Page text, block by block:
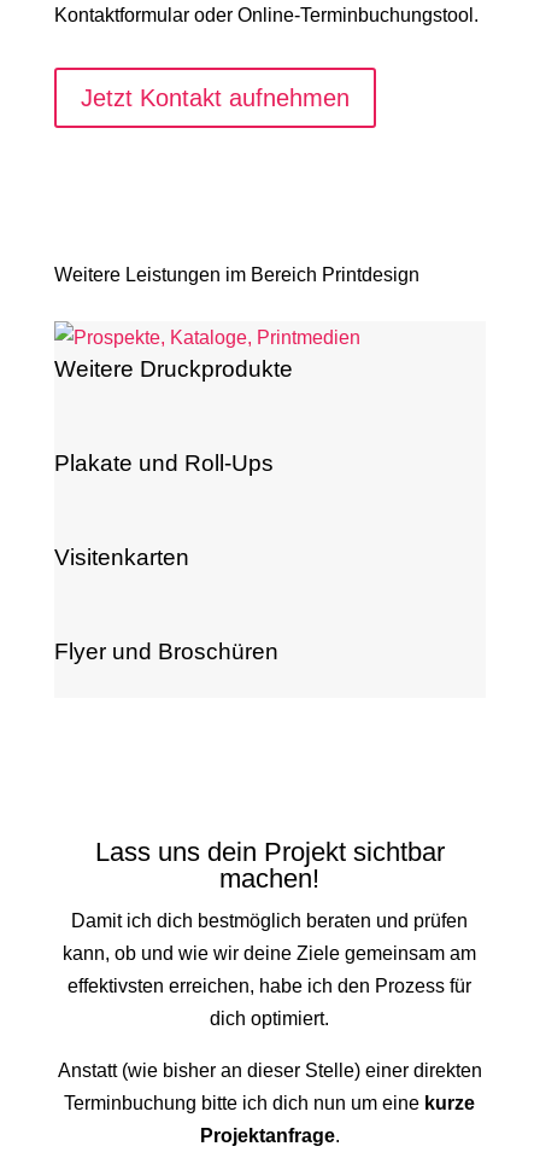
Kontaktformular oder Online-Terminbuchungstool.
Jetzt Kontakt aufnehmen
Weitere Leistungen im Bereich Printdesign
Weitere Druckprodukte
Plakate und Roll-Ups
Visitenkarten
Flyer und Broschüren
Lass uns dein Projekt sichtbar
machen!
Damit ich dich bestmöglich beraten und prüfen
kann, ob und wie wir deine Ziele gemeinsam am
effektivsten erreichen, habe ich den Prozess für
dich optimiert.
Anstatt (wie bisher an dieser Stelle) einer direkten
Terminbuchung bitte ich dich nun um eine kurze
Projektanfrage.